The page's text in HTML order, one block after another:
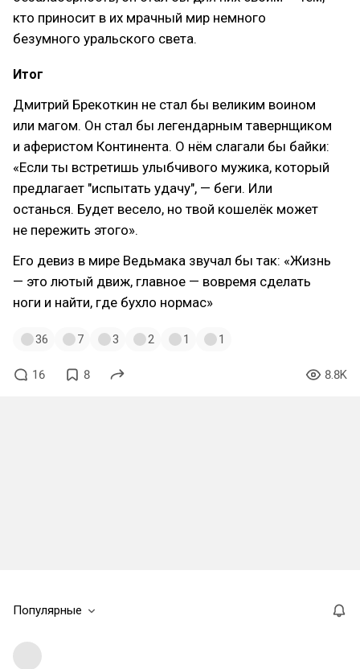
кто приносит в их мрачный мир немного
безумного уральского света.
Итог
Дмитрий Брекоткин не стал бы великим воином
или магом. Он стал бы легендарным тавернщиком
и аферистом Континента. О нём слагали бы байки:
«Если ты встретишь улыбчивого мужика, который
предлагает "испытать удачу", — беги. Или
останься. Будет весело, но твой кошелёк может
не пережить этого».
Его девиз в мире Ведьмака звучал бы так: «Жизнь
— это лютый движ, главное — вовремя сделать
ноги и найти, где бухло нормас»
36 7 3 2 1 1
16 8 8.8K
Популярные